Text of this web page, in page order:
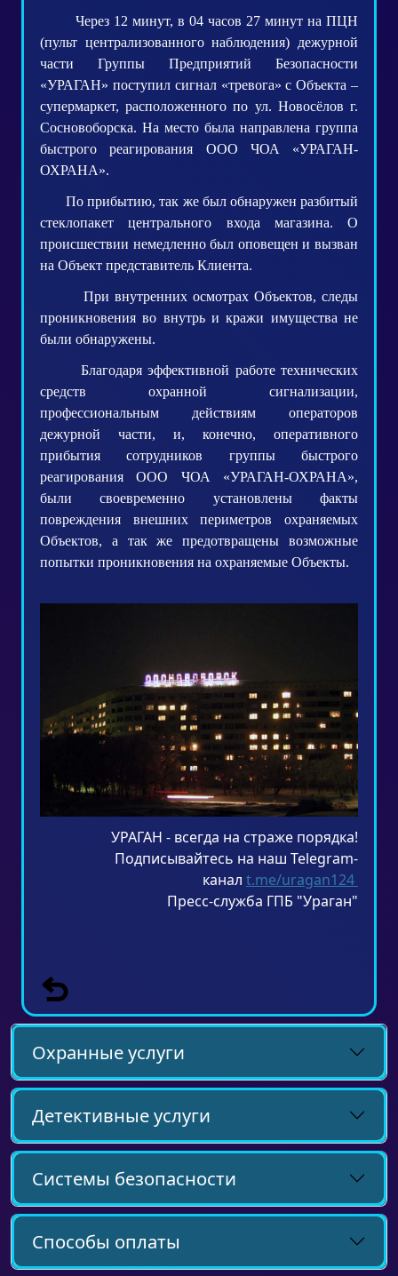
Через 12 минут, в 04 часов 27 минут на ПЦН
(пульт централизованного наблюдения) дежурной
части Группы Предприятий Безопасности
«УРАГАН» поступил сигнал «тревога» с Объекта –
супермаркет, расположенного по ул. Новосёлов г.
Сосновоборска. На место была направлена группа
быстрого реагирования ООО ЧОА «УРАГАН-
ОХРАНА».
По прибытию, так же был обнаружен разбитый
стеклопакет центрального входа магазина. О
происшествии немедленно был оповещен и вызван
на Объект представитель Клиента.
При внутренних осмотрах Объектов, следы
проникновения во внутрь и кражи имущества не
были обнаружены.
Благодаря эффективной работе технических
средств охранной сигнализации,
профессиональным действиям операторов
дежурной части, и, конечно, оперативного
прибытия сотрудников группы быстрого
реагирования ООО ЧОА «УРАГАН-ОХРАНА»,
были своевременно установлены факты
повреждения внешних периметров охраняемых
Объектов, а так же предотвращены возможные
попытки проникновения на охраняемые Объекты.
УРАГАН - всегда на страже порядка!
Подписывайтесь на наш Telegram-
канал t.me/uragan124
​Пресс-служба ГПБ "Ураган"
Охранные услуги
Детективные услуги
Системы безопасности
Способы оплаты